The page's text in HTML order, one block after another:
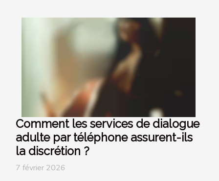
Comment les services de dialogue
adulte par téléphone assurent-ils
la discrétion ?
7 février 2026